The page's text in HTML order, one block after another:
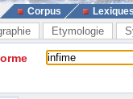
Corpus
Etymologie